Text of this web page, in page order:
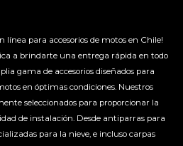
línea para accesorios de motos en Chile!
a brindarte una entrega rápida en todo
gama de accesorios diseñados para
en óptimas condiciones. Nuestros
seleccionados para proporcionar la
de instalación. Desde antiparras para
para la nieve, e incluso carpas